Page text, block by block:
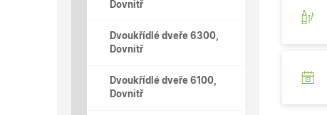
Dovnitř
Dvoukřídlé dveře 6300,
Dovnitř
Dvoukřídlé dveře 6100,
Dovnitř